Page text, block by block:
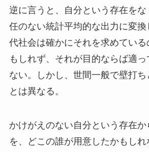
逆に言うと、自分という存在を
任のない統計平均的な出力に変
代社会は確かにそれを求めてい
もしれず、それが目的ならば適
ない。しかし、世間一般で壁打
とは異なる。
かけがえのない自分という存在
を、どこの誰が用意したかもしれ